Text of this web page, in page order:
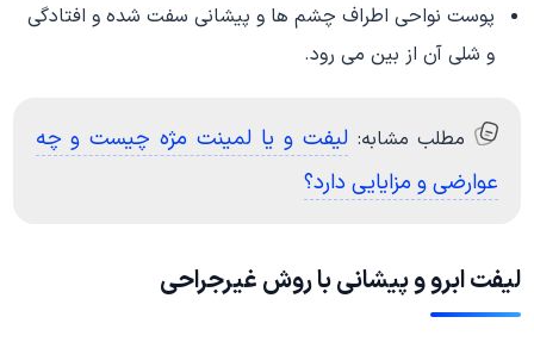
پوست نواحی اطراف چشم ها و پیشانی سفت شده و افتادگی
و شلی آن از بین می رود.
مطلب مشابه:لیفت و یا لمینت مژه چیست و چه
عوارضی و مزایایی دارد؟
لیفت ابرو و پیشانی با روش غیرجراحی